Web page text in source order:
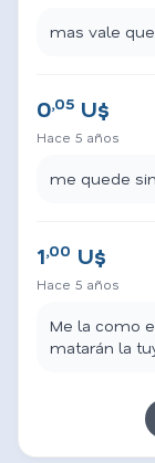
mas vale
0,05 U$
Hace 5 años
me quede
1,00 U$
Hace 5 años
Me la como
matarán la